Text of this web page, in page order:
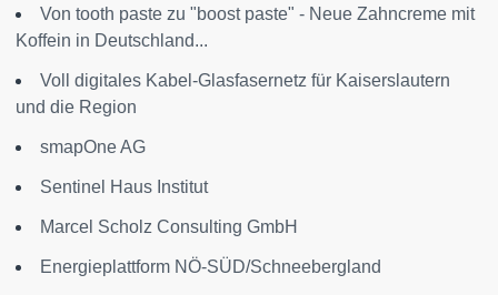
Von tooth paste zu "boost paste" - Neue Zahncreme mit
Koffein in Deutschland...
Voll digitales Kabel-Glasfasernetz für Kaiserslautern
und die Region
smapOne AG
Sentinel Haus Institut
Marcel Scholz Consulting GmbH
Energieplattform NÖ-SÜD/Schneebergland